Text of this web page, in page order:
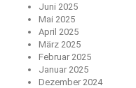
Juni 2025
Mai 2025
April 2025
März 2025
Februar 2025
Januar 2025
Dezember 2024